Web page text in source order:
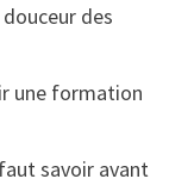
des
une formation
savoir avant